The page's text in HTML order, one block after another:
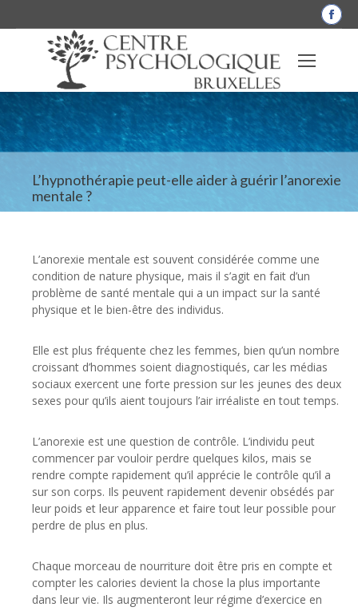
La
une
L’hypnothérapie peut-elle aider à guérir l’anorexie
mentale ?
L’anorexie mentale est souvent considérée comme une
condition de nature physique, mais il s’agit en fait d’un
problème de santé mentale qui a un impact sur la santé
physique et le bien-être des individus.
Elle est plus fréquente chez les femmes, bien qu’un nombre
croissant d’hommes soient diagnostiqués, car les médias
sociaux exercent une forte pression sur les jeunes des deux
sexes pour qu’ils aient toujours l’air irréaliste en tout temps.
L’anorexie est une question de contrôle. L’individu peut
commencer par vouloir perdre quelques kilos, mais se
rendre compte rapidement qu’il apprécie le contrôle qu’il a
sur son corps. Ils peuvent rapidement devenir obsédés par
leur poids et leur apparence et faire tout leur possible pour
perdre de plus en plus.
Chaque morceau de nourriture doit être pris en compte et
compter les calories devient la chose la plus importante
dans leur vie. Ils augmenteront leur régime d’exercice en